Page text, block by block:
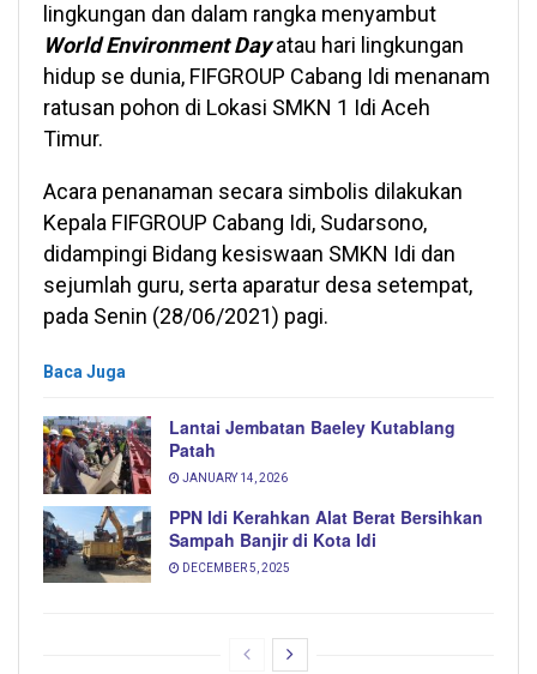
lingkungan dan dalam rangka menyambut
World Environment Dayatau hari lingkungan
hidup se dunia, FIFGROUP Cabang Idi menanam
ratusan pohon di Lokasi SMKN 1 Idi Aceh
Timur.
Acara penanaman secara simbolis dilakukan
Kepala FIFGROUP Cabang Idi, Sudarsono,
didampingi Bidang kesiswaan SMKN Idi dan
sejumlah guru, serta aparatur desa setempat,
pada Senin (28/06/2021) pagi.
Baca Juga
Lantai Jembatan Baeley Kutablang
Patah
JANUARY 14, 2026
PPN Idi Kerahkan Alat Berat Bersihkan
Sampah Banjir di Kota Idi
DECEMBER 5, 2025